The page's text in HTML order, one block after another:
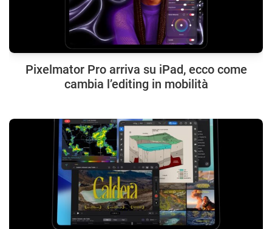
Pixelmator Pro arriva su iPad, ecco come
cambia l’editing in mobilità